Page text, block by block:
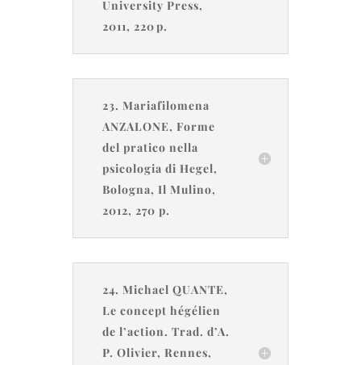
University Press,
2011, 220 p.
23. Mariafilomena
ANZALONE, Forme
del pratico nella
psicologia di Hegel,
Bologna, Il Mulino,
2012, 270 p.
24. Michael QUANTE,
Le concept hégélien
de l’action. Trad. d’A.
P. Olivier, Rennes,